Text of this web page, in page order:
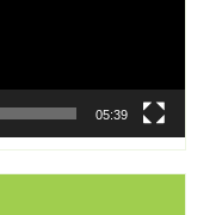
05:39